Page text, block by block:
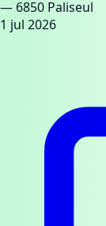
— 6850 Paliseul
1 jul 2026